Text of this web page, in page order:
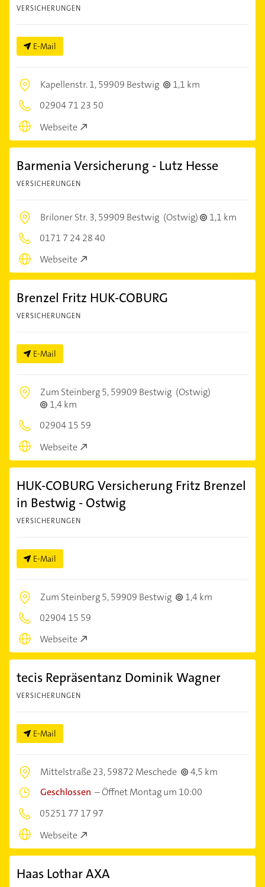
VERSICHERUNGEN
E-Mail
Kapellenstr. 1,59909 Bestwig
1,1 km
02904 71 23 50
Webseite
Barmenia Versicherung - Lutz Hesse
VERSICHERUNGEN
Briloner Str. 3,59909 Bestwig (Ostwig)
1,1 km
0171 7 24 28 40
Webseite
Brenzel Fritz HUK-COBURG
VERSICHERUNGEN
E-Mail
Zum Steinberg 5,59909 Bestwig (Ostwig)
1,4 km
02904 15 59
Webseite
HUK-COBURG Versicherung Fritz Brenzel
in Bestwig - Ostwig
VERSICHERUNGEN
E-Mail
Zum Steinberg 5,59909 Bestwig
1,4 km
02904 15 59
Webseite
tecis Repräsentanz Dominik Wagner
VERSICHERUNGEN
E-Mail
Mittelstraße 23,59872 Meschede
4,5 km
Geschlossen –Öffnet Montag um 10:00
05251 77 17 97
Webseite
Haas Lothar AXA